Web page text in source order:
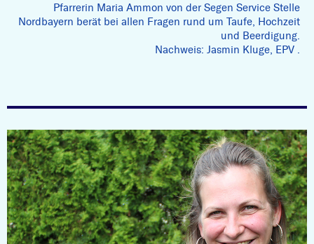
Pfarrerin Maria Ammon von der Segen Service Stelle
Nordbayern berät bei allen Fragen rund um Taufe, Hochzeit
und Beerdigung.
Nachweis: Jasmin Kluge, EPV .